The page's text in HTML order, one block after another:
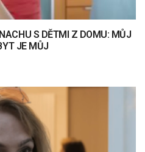
S DĚTMI Z DOMU: MŮJ
JE MŮJ